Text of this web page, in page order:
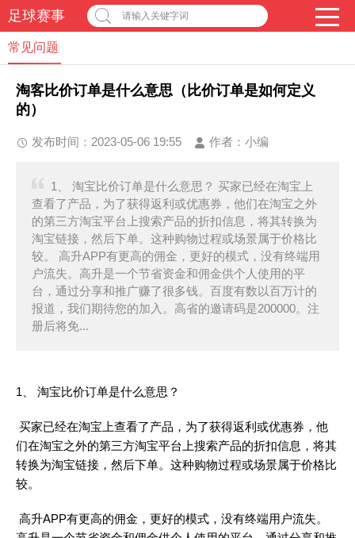
足球赛事 请输入关键字词
常见问题
淘客比价订单是什么意思（比价订单是如何定义
的）
发布时间：2023-05-06 19:55 作者： 小编
1、 淘宝比价订单是什么意思？ 买家已经在淘宝上
查看了产品，为了获得返利或优惠券，他们在淘宝之外
的第三方淘宝平台上搜索产品的折扣信息，将其转换为
淘宝链接，然后下单。这种购物过程或场景属于价格比
较。 高升APP有更高的佣金，更好的模式，没有终端用
户流失。高升是一个节省资金和佣金供个人使用的平
台，通过分享和推广赚了很多钱。百度有数以百万计的
报道，我们期待您的加入。高省的邀请码是200000。注
册后将免...
1、 淘宝比价订单是什么意思？
买家已经在淘宝上查看了产品，为了获得返利或优惠券，他
们在淘宝之外的第三方淘宝平台上搜索产品的折扣信息，将其
转换为淘宝链接，然后下单。这种购物过程或场景属于价格比
较。
高升APP有更高的佣金，更好的模式，没有终端用户流失。